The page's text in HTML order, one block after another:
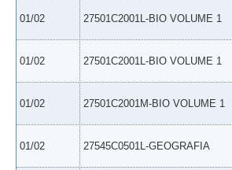
01/02 27501C2001L-BIO VOLUME 1
01/02 27501C2001L-BIO VOLUME 1
01/02 27501C2001M-BIO VOLUME 1
01/02 27545C0501L-GEOGRAFIA